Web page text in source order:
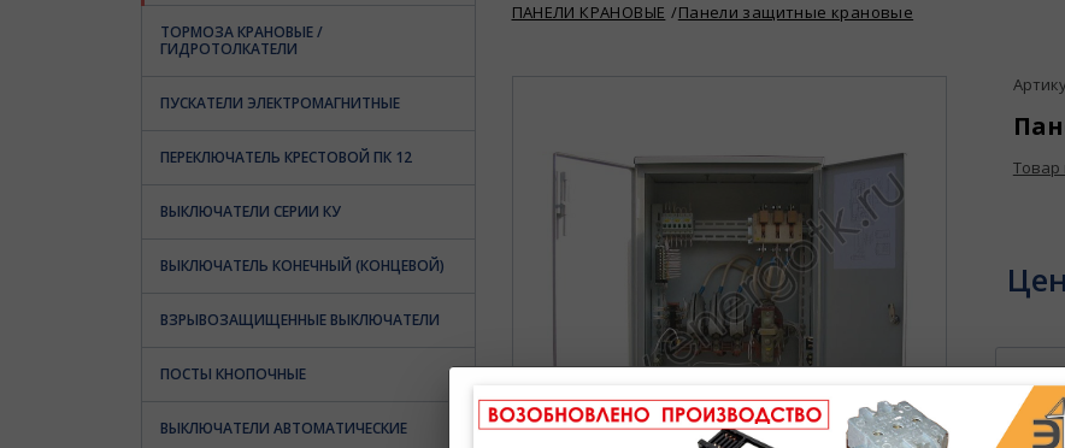
ТОРМОЗА КРАНОВЫЕ /
ГИДРОТОЛКАТЕЛИ
ПУСКАТЕЛИ ЭЛЕКТРОМАГНИТНЫЕ
ПЕРЕКЛЮЧАТЕЛЬ КРЕСТОВОЙ ПК 12
ВЫКЛЮЧАТЕЛИ СЕРИИ КУ
ВЫКЛЮЧАТЕЛЬ КОНЕЧНЫЙ (КОНЦЕВОЙ)
ВЗРЫВОЗАЩИЩЕННЫЕ ВЫКЛЮЧАТЕЛИ
ПОСТЫ КНОПОЧНЫЕ
ВЫКЛЮЧАТЕЛИ АВТОМАТИЧЕСКИЕ
ПАНЕЛИ КРАНОВЫЕ Панели защитные крановые
Товар
В